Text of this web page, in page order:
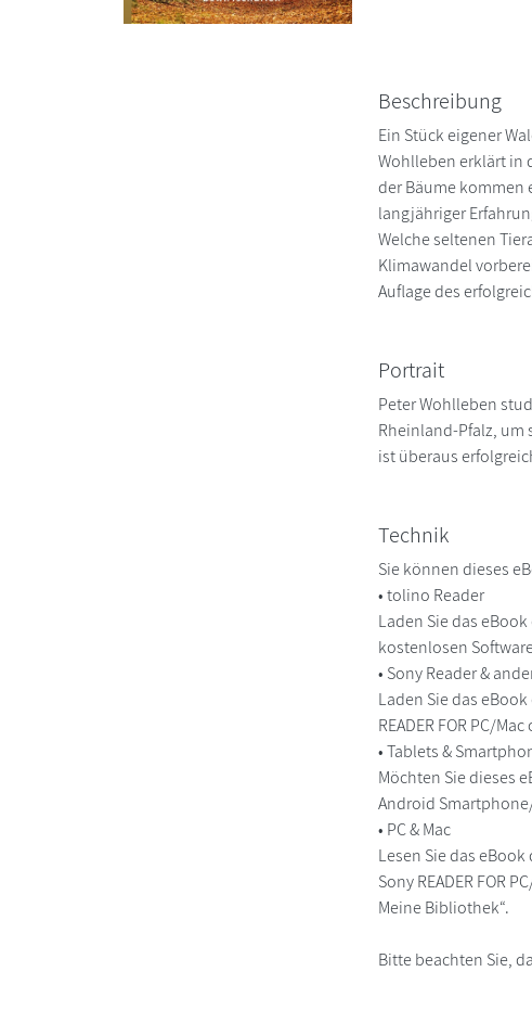
Beschreibung
Ein Stück eigener
Wohlleben erklärt in
der Bäume kommen
langjähriger
Welche seltenen
Klimawandel
Auflage des
Portrait
Peter Wohlleben
Rheinland-Pfalz, um
ist überaus
Technik
Sie können dieses
• tolino Reader
Laden Sie das
kostenlosen
• Sony Reader &
Laden Sie das
READER FOR PC/
• Tablets &
Möchten Sie dieses
Android
• PC & Mac
Lesen Sie das
Sony READER FOR
Meine Bibliothek“.
Bitte beachten Sie,